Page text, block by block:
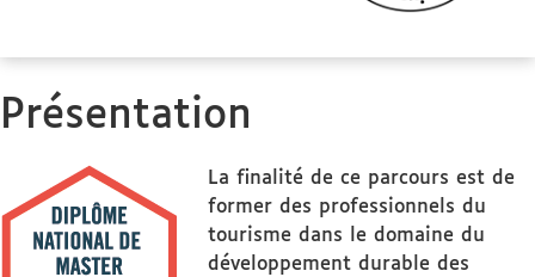
Présentation
La finalité de ce parcours est de
former des professionnels du
tourisme dans le domaine du
développement durable des